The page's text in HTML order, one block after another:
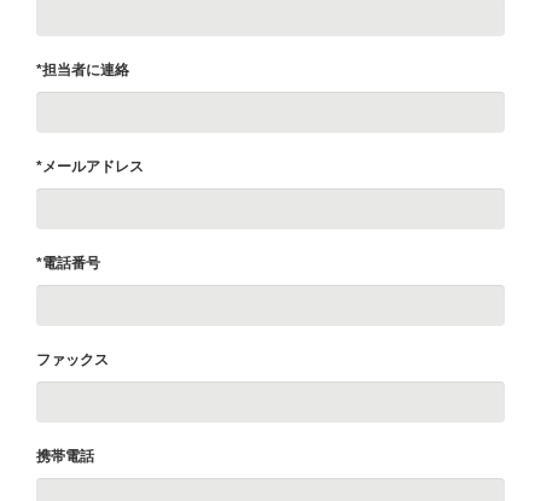
*担当者に連絡
*メールアドレス
*電話番号
ファックス
携帯電話